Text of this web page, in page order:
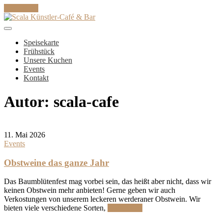
to
content
Scala Künstler-Café & Bar
Speisekarte
Frühstück
Unsere Kuchen
Events
Kontakt
Autor: scala-cafe
11. Mai 2026
Events
Obstweine das ganze Jahr
Das Baumblütenfest mag vorbei sein, das heißt aber nicht, dass wir
keinen Obstwein mehr anbieten! Gerne geben wir auch
Verkostungen von unserem leckeren werderaner Obstwein. Wir
bieten viele verschiedene Sorten,